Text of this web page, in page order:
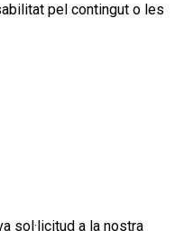
pel contingut o les
sol·licitud a la nostra